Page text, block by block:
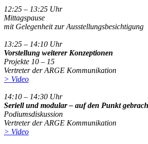
12:25 – 13:25 Uhr
Mittagspause
mit Gelegenheit zur Ausstellungsbesichtigung
13:25 – 14:10 Uhr
Vorstellung weiterer Konzeptionen
Projekte 10 – 15
Vertreter der ARGE Kommunikation
> Video
14:10 – 14:30 Uhr
Seriell und modular – auf den Punkt
Podiumsdiskussion
Vertreter der ARGE Kommunikation
> Video